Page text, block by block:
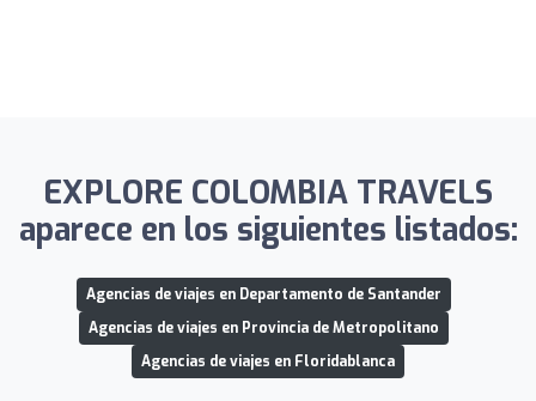
EXPLORE COLOMBIA TRAVELS
aparece en los siguientes listados:
Agencias de viajes en Departamento de Santander
Agencias de viajes en Provincia de Metropolitano
Agencias de viajes en Floridablanca